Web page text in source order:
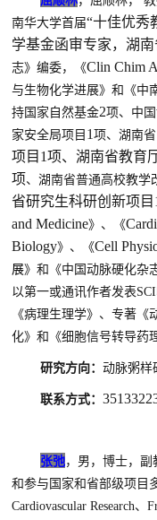
南华大学首届“十佳优秀
学基金函审专家，湖
志》编委， 《ClinChim
与生物化学进展》和 《中
持 国家自然基金2项、中
家安全局项目 1项、湖南
项目1项、湖南省教育
项、湖南省普通高校教学
省研究生科研创新项
and Medicine》、《
Biology》、《Cell
展》和《中国动脉硬化杂
以第一或通讯作者发表SCI
《病理生理学》 、专著 《
化》和 《细胞信号转导药
研究方向：动脉粥样
联系方式：
张弛， 男，博士，副
和参与 国家和省部级项目
Cardiovascular Research、